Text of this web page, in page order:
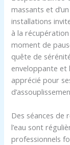
massants et
installations
à la
moment de
quête de
enveloppante et
apprécié pour
Des séances de
l’eau sont
professionnels